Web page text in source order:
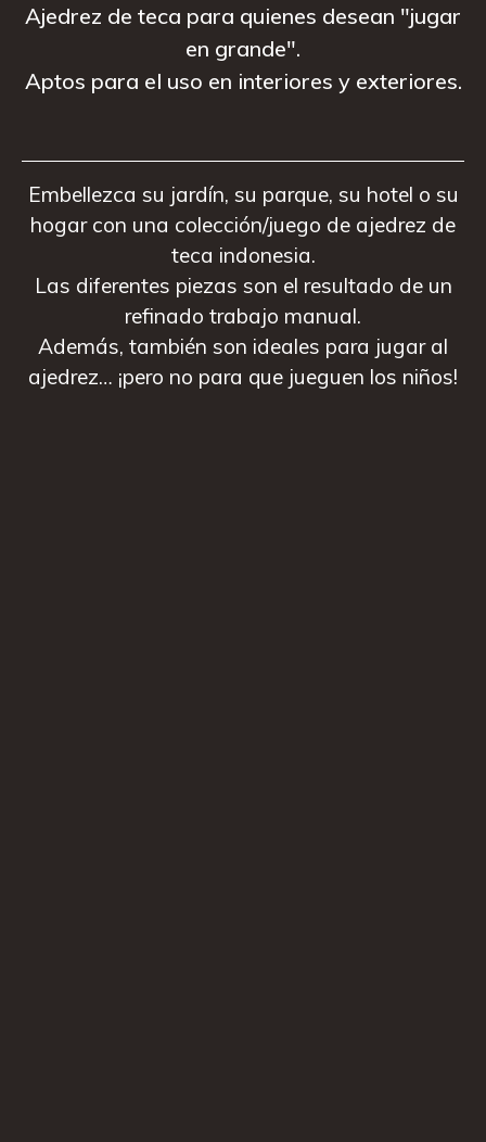
Ajedrez de teca para quienes desean "jugar
en grande".
Aptos para el uso en interiores y exteriores.
Embellezca su jardín, su parque, su hotel o su
hogar con una colección/juego de ajedrez de
teca indonesia.
Las diferentes piezas son el resultado de un
refinado trabajo manual.
Además, también son ideales para jugar al
ajedrez… ¡pero no para que jueguen los niños!